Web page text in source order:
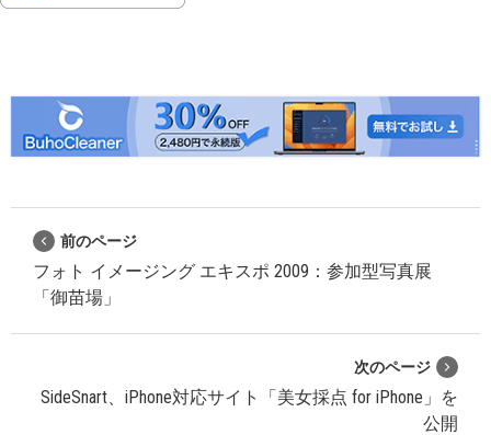
前のページ
フォト イメージング エキスポ 2009：参加型写真展
「御苗場」
次のページ
SideSnart、iPhone対応サイト「美女採点 for iPhone」を
公開